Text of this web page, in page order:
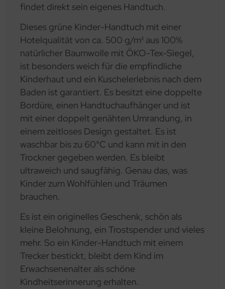
findet direkt sein eigenes Handtuch.
Dieses grüne Kinder-Handtuch mit einer
Hotelqualität von ca. 500 g/m² aus 100%
natürlicher Baumwolle mit ÖKO-Tex-Siegel,
ist besonders weich für die empfindliche
Kinderhaut und ein Kuschelerlebnis nach dem
Baden ist garantiert. Es besitzt eine doppelte
Bordüre, einen Handtuchaufhänger und ist
mit einer doppelt genähten Umrandung, in
einem zeitloses Design gestaltet. Es ist
waschbar bis zu 60°C und kann mit in den
Trockner gegeben werden. Es bleibt
ultraweich und saugfähig. Genau das, was
Kinder zum Wohlfühlen und Träumen
brauchen.
Es ist ein originelles Geschenk, schön als
kleine Belohnung, ein Trostspender und vieles
mehr. So ein Kinder-Handtuch mit einem
Trecker bestickt, bleibt dem Kind im
Erwachsenenalter als schöne
Kindheitserinnerung erhalten.